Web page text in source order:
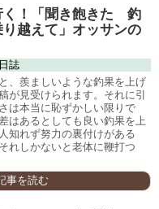
く！「聞き飽きた 釣
越えて」オッサンの
誌
、羨ましいような釣果を上げ
が見受けられます。それに引
は本当に恥ずかしい限りで
はあるとしても良い釣果を上
知れず努力の裏付けがある
れしかないと老体に鞭打つ
事を読む